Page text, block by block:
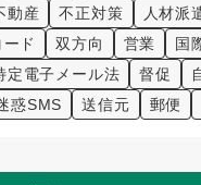
動産 不正対策
人材派
ド
双方向 営業
国
定電子メール法 督促
惑SMS 送信元 郵便